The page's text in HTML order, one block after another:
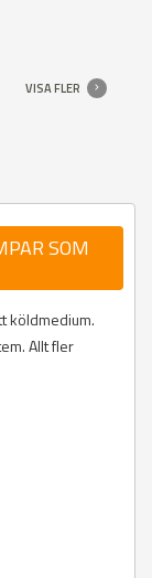
VISA FLER
SOM
köldmedium.
Allt fler